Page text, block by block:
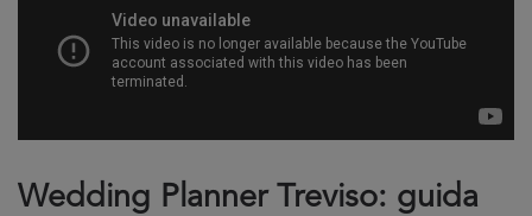
Wedding Planner Treviso: guida